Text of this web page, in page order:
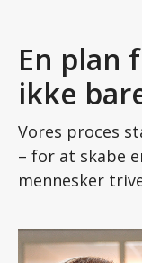
En plan
ikke
Vores proces
– for at skabe
mennesker